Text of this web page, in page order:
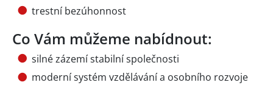
trestní bezúhonnost
Co Vám můžeme nabídnout:
silné zázemí stabilní společnosti
moderní systém vzdělávání a osobního rozvoje